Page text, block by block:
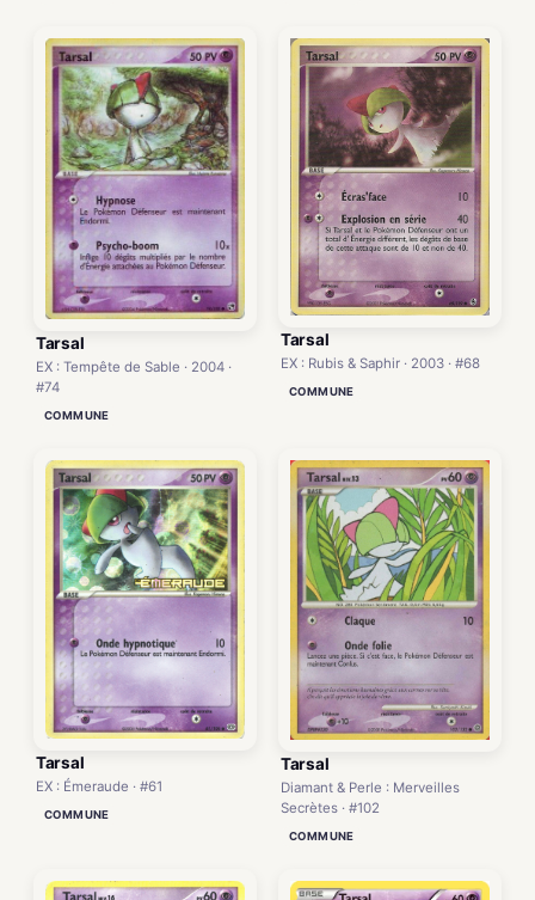
Tarsal
EX : Tempête de Sable · 2004 ·
#74
COMMUNE
Tarsal
EX : Rubis & Saphir · 2003 · #68
COMMUNE
Tarsal
EX : Émeraude · #61
COMMUNE
Tarsal
Diamant & Perle : Merveilles
Secrètes · #102
COMMUNE